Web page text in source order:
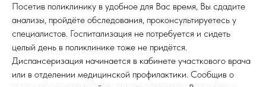
Посетив поликлинику в удобное для Вас время, Вы сдадите
анализы, пройдёте обследования, проконсультируетесь у
специалистов. Госпитализация не потребуется и сидеть
целый день в поликлинике тоже не придётся.
Диспансеризация начинается в кабинете участкового врача
или в отделении медицинской профилактики. Сообщив о